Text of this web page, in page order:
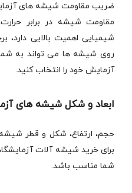
ضریب مقاومت شیشه های
مقاومت شیشه در برابر
شیمیایی اهمیت بالایی
روی شیشه ها می تواند به
آزمایش خود را انتخاب کنید.
ابعاد و شکل شیشه های
حجم، ارتفاع، شکل و قطر
برای خرید شیشه آلات
شما مناسب باشد.